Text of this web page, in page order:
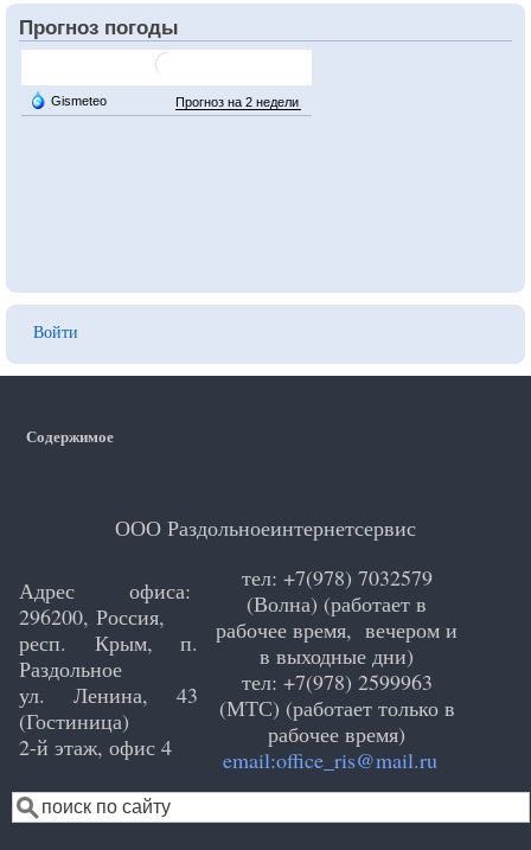
Прогноз погоды
User
menu
Войти
Содержимое
ООО Раздольноеинтернетсервис
Адрес офиса:
296200, Россия,
респ. Крым, п.
Раздольное
ул. Ленина, 43
(Гостиница)
2-й этаж, офис 4
тел: +7(978) 7032579
(Волна) (работает в
рабочее время, вечером и
в выходные дни)
тел: +7(978) 2599963
(МТС) (работает только в
рабочее время)
email:office_ris@mail.ru
Поиск